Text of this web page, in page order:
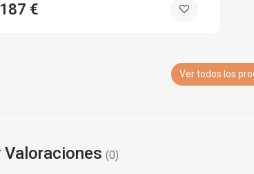
187 €
Ver todos los
Valoraciones (0)